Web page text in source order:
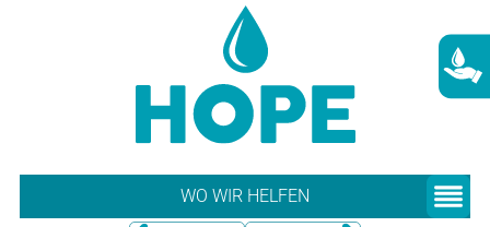
WO WIR HELFEN